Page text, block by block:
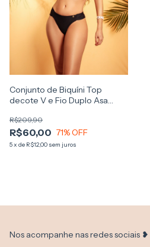
Conjunto de Biquíni Top
decote V e Fio Duplo Asa
R$60,00
R$209,90
71% OFF
5x de R$12,00 sem juros
Nos acompanhe nas redes sociais ❥